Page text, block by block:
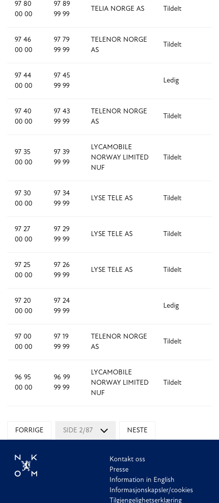
97 80
00 00
97 89
99 99
TELIA NORGE AS Tildelt
97 46
00 00
97 79
99 99
TELENOR NORGE
AS
Tildelt
97 44
00 00
97 45
99 99
Ledig
97 40
00 00
97 43
99 99
TELENOR NORGE
AS
Tildelt
97 35
00 00
97 39
99 99
LYCAMOBILE
NORWAY LIMITED
NUF
Tildelt
97 30
00 00
97 34
99 99
LYSE TELE AS Tildelt
97 27
00 00
97 29
99 99
LYSE TELE AS Tildelt
97 25
00 00
97 26
99 99
LYSE TELE AS Tildelt
97 20
00 00
97 24
99 99
Ledig
97 00
00 00
97 19
99 99
TELENOR NORGE
AS
Tildelt
96 95
00 00
96 99
99 99
LYCAMOBILE
NORWAY LIMITED
NUF
Tildelt
FORRIGE SIDE 2/87 NESTE
Kontakt oss
Presse
Information in English
Informasjonskapsler/cookies
Tilgjengelighetserklæring